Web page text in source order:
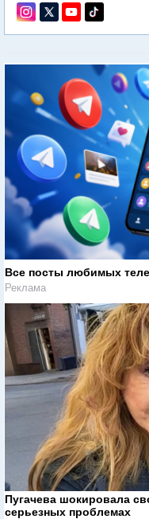
Все посты любимых
Реклама
Пугачева шокировала
серьезных проблемах